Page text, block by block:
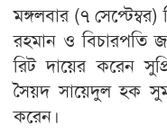
মঙ্গলবার (৭
রহমান ও বিচারপতি
রিট দায়ের করেন
সৈয়দ সায়েদুল হক
করেন।